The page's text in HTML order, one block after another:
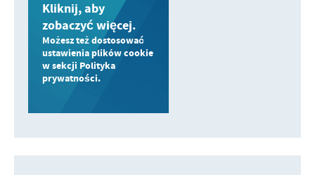
Kliknij, aby
zobaczyć więcej.
Możesz też dostosować
ustawienia plików cookie
w sekcji Polityka
prywatności.